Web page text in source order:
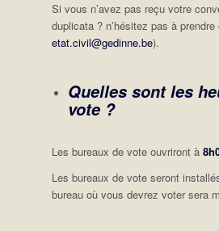
Si vous n’avez pas reçu votre
duplicata ? n’hésitez pas à
etat.civil@gedinne.be).
Quelles sont les
vote ?
Les bureaux de vote ouvriront à
Les bureaux de vote seront
bureau où vous devrez voter sera